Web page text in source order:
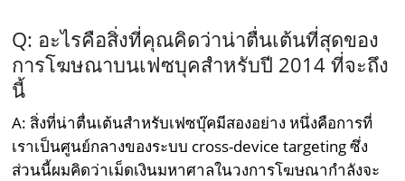
Q: อะไรคือสิ่งที่คุณคิดว่าน่าตื่นเต้นที่สุดของ
การโฆษณาบนเฟซบุคสำหรับปี 2014 ที่จะถึง
นี้
A: สิ่งที่น่าตื่นเต้นสำหรับเฟซบุ๊คมีสองอย่าง หนึ่งคือการที่
เราเป็นศูนย์กลางของระบบ cross-device targeting ซึ่ง
ส่วนนี้ผมคิดว่าเม็ดเงินมหาศาลในวงการโฆษณากำลังจะ